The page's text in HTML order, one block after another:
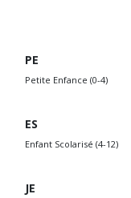
PE
Petite Enfance (0-4)
ES
Enfant Scolarisé (4-12)
JE